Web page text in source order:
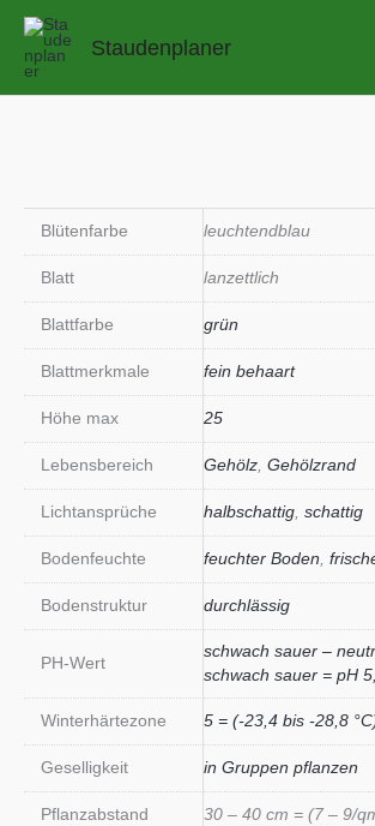
Zum
springen
Staudenplaner
Blütenfarbe leuchtendblau
Blatt lanzettlich
Blattfarbe grün
Blattmerkmale fein behaart
Höhe max 25
Lebensbereich Gehölz Gehölzrand
Lichtansprüche halbschattig schattig
Bodenfeuchte feuchter Boden
Bodenstruktur durchlässig
PH-Wert
schwach sauer –
schwach sauer = pH
Winterhärtezone 5 = (-23,4 bis -28,8
Geselligkeit in Gruppen pflanzen
Pflanzabstand 30 – 40 cm = (7 – 9/